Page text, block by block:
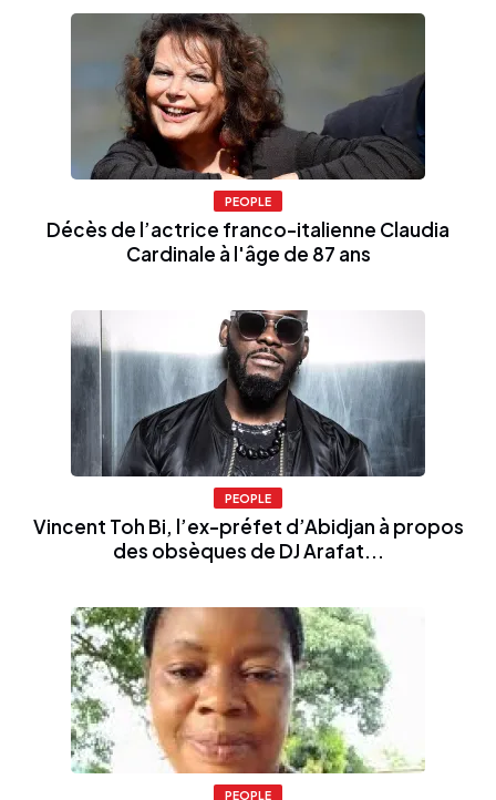
PEOPLE
Décès de l’actrice franco-italienne Claudia
Cardinale à l'âge de 87 ans
PEOPLE
Vincent Toh Bi, l’ex-préfet d’Abidjan à propos
des obsèques de DJ Arafat...
PEOPLE